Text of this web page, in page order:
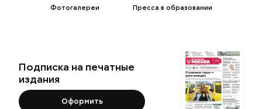
Фотогалереи
Пресса в образовании
Подписка на печатные
издания
Оформить